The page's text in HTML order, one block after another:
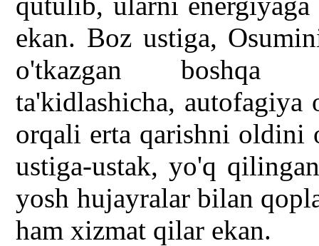
ekan. Boz ustiga,
o'tkazgan boshqa
ta'kidlashicha, autofagiya
orqali erta qarishni oldini
ustiga-ustak, yo'q
yosh hujayralar bilan
ham xizmat qilar ekan.